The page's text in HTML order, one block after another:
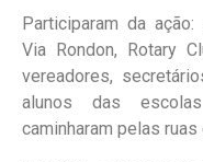
Participaram da
Via Rondon, Rotary
vereadores,
alunos das
caminharam pelas ruas